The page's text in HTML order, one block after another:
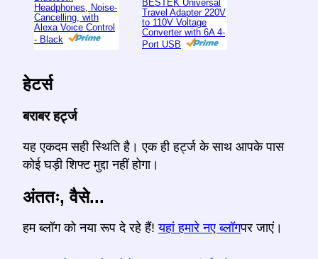
Headphones, Noise-
Cancelling, with
Alexa Voice Control
- Black
BESTEK Universal
Travel Adapter 220V
to 110V Voltage
Converter with 6A 4-
Port USB
हेटर्स
बराबर हर्ट्ज
यह एकदम सही स्थिति है। एक ही हर्ट्ज के साथ आपके पास
कोई घड़ी शिफ्ट मुद्दा नहीं होगा।
अंततः, वैसे...
हम ब्लॉग को नया रूप दे रहे हैं!यहां हमारे नए ब्लॉगपर जाएं।